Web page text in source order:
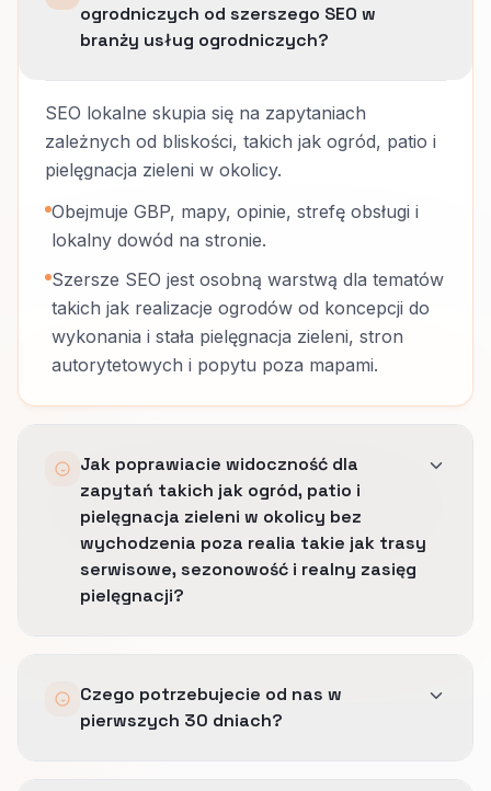
ogrodniczych od szerszego SEO w
branży usług ogrodniczych?
SEO lokalne skupia się na zapytaniach
zależnych od bliskości, takich jak ogród, patio i
pielęgnacja zieleni w okolicy.
Obejmuje GBP, mapy, opinie, strefę obsługi i
lokalny dowód na stronie.
Szersze SEO jest osobną warstwą dla tematów
takich jak realizacje ogrodów od koncepcji do
wykonania i stała pielęgnacja zieleni, stron
autorytetowych i popytu poza mapami.
Jak poprawiacie widoczność dla
zapytań takich jak ogród, patio i
pielęgnacja zieleni w okolicy bez
wychodzenia poza realia takie jak trasy
serwisowe, sezonowość i realny zasięg
pielęgnacji?
lokalne tak, by widoczność rosła tylko tam,
gdzie operacja naprawdę dowozi.
Czego potrzebujecie od nas w
pierwszych 30 dniach?